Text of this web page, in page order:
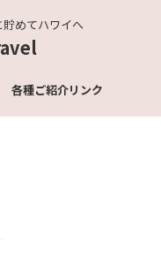
めてハワイへ
各種ご紹介リンク